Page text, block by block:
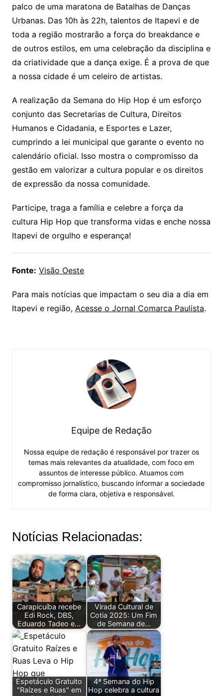
palco de uma maratona de Batalhas de Danças
Urbanas. Das 10h às 22h, talentos de Itapevi e de
toda a região mostrarão a força do breakdance e
de outros estilos, em uma celebração da disciplina e
da criatividade que a dança exige. É a prova de que
a nossa cidade é um celeiro de artistas.
A realização da Semana do Hip Hop é um esforço
conjunto das Secretarias de Cultura, Direitos
Humanos e Cidadania, e Esportes e Lazer,
cumprindo a lei municipal que garante o evento no
calendário oficial. Isso mostra o compromisso da
gestão em valorizar a cultura popular e os direitos
de expressão da nossa comunidade.
Participe, traga a família e celebre a força da
cultura Hip Hop que transforma vidas e enche nossa
Itapevi de orgulho e esperança!
Fonte: Visão Oeste
Para mais notícias que impactam o seu dia a dia em
Itapevi e região, Acesse o Jornal Comarca Paulista.
Equipe de Redação
Nossa equipe de redação é responsável por trazer os
temas mais relevantes da atualidade, com foco em
assuntos de interesse público. Atuamos com
compromisso jornalístico, buscando informar a sociedade
de forma clara, objetiva e responsável.
Notícias Relacionadas:
Carapicuíba recebe
Edi Rock, DBS,
Eduardo Tadeo e…
Virada Cultural de
Cotia 2025: Um Fim
de Semana de…
Espetáculo Gratuito
"Raízes e Ruas" em
4ª Semana do Hip
Hop celebra a cultura